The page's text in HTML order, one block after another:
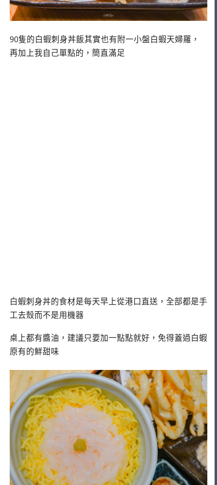
90隻的白蝦刺身丼飯其實也有附一小盤白蝦天婦羅，
再加上我自己單點的，簡直滿足
白蝦刺身丼的食材是每天早上從港口直送，全部都是手
工去殼而不是用機器
桌上都有醬油，建議只要加一點點就好，免得蓋過白蝦
原有的鮮甜味